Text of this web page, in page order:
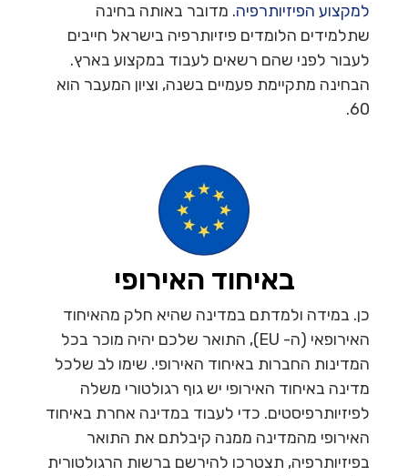
למקצוע הפיזיותרפיה. מדובר באותה בחינה
שתלמידים הלומדים פיזיותרפיה בישראל חייבים
לעבור לפני שהם רשאים לעבוד במקצוע בארץ.
הבחינה מתקיימת פעמיים בשנה, וציון המעבר הוא
60.
באיחוד האירופי
כן. במידה ולמדתם במדינה שהיא חלק מהאיחוד
האירופאי (ה- EU), התואר שלכם יהיה מוכר בכל
המדינות החברות באיחוד האירופי. שימו לב שלכל
מדינה באיחוד האירופי יש גוף רגולטורי משלה
לפיזיותרפיסטים. כדי לעבוד במדינה אחרת באיחוד
האירופי מהמדינה ממנה קיבלתם את התואר
בפיזיותרפיה, תצטרכו להירשם ברשות הרגולטורית